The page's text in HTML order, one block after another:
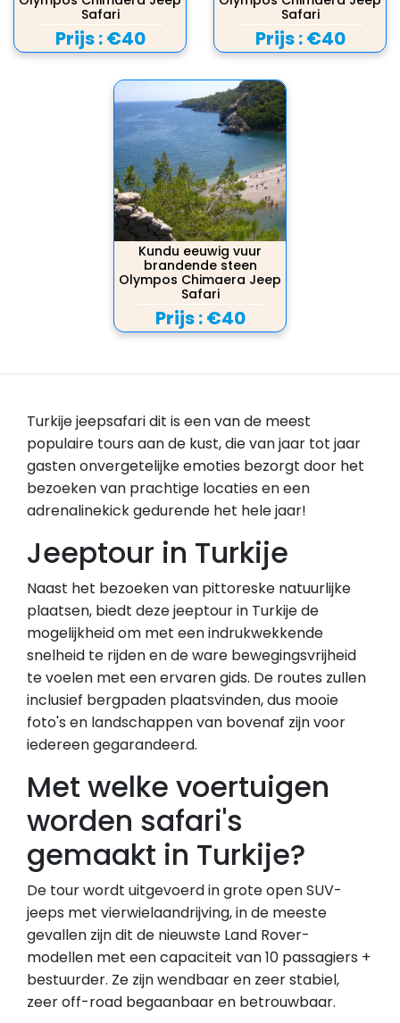
Safari
Prijs :€40
Safari
Prijs :€40
Kundu eeuwig vuur
brandende steen
Olympos Chimaera Jeep
Safari
Prijs :€40
Turkije jeepsafari dit is een van de meest
populaire tours aan de kust, die van jaar tot jaar
gasten onvergetelijke emoties bezorgt door het
bezoeken van prachtige locaties en een
adrenalinekick gedurende het hele jaar!
Jeeptour in Turkije
Naast het bezoeken van pittoreske natuurlijke
plaatsen, biedt deze jeeptour in Turkije de
mogelijkheid om met een indrukwekkende
snelheid te rijden en de ware bewegingsvrijheid
te voelen met een ervaren gids. De routes zullen
inclusief bergpaden plaatsvinden, dus mooie
foto's en landschappen van bovenaf zijn voor
iedereen gegarandeerd.
Met welke voertuigen
worden safari's
gemaakt in Turkije?
De tour wordt uitgevoerd in grote open SUV-
jeeps met vierwielaandrijving, in de meeste
gevallen zijn dit de nieuwste Land Rover-
modellen met een capaciteit van 10 passagiers +
bestuurder. Ze zijn wendbaar en zeer stabiel,
zeer off-road begaanbaar en betrouwbaar.